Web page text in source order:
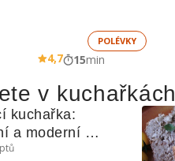
POLÉVKY
4,7 15min
v kuchařkách
kuchařka:
a moderní
pro každou